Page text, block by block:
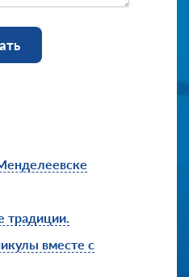
традиции.
вместе с